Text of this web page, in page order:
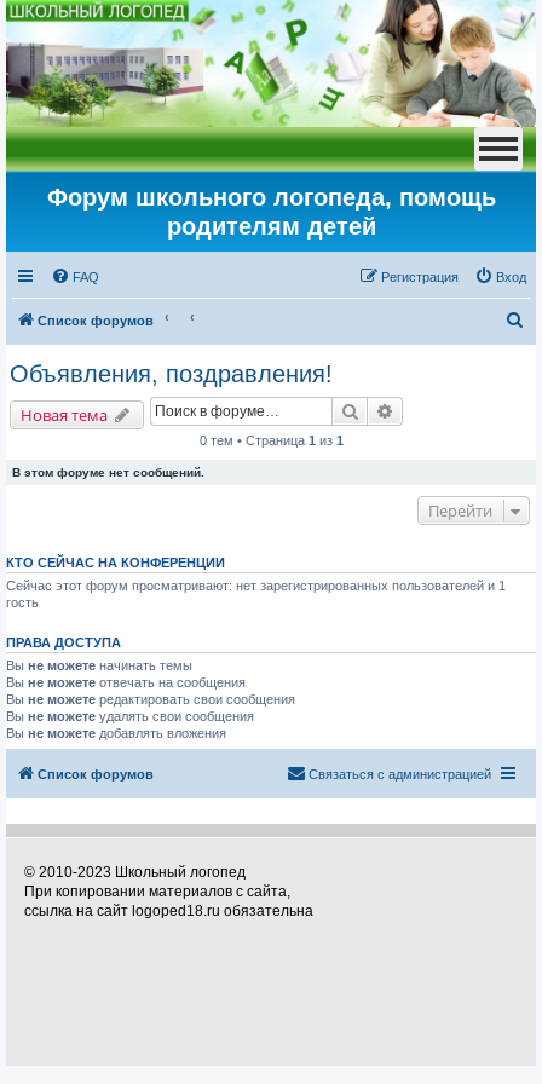
Форум школьного логопеда, помощь
родителям детей
FAQ Вход
Регистрация
Список форумов
о
Объявления, поздравления!
Новая тема Поиск
0 тем • Страница 1 из 1
В этом форуме нет сообщений.
Перейти
КТО СЕЙЧАС НА КОНФЕРЕНЦИИ
Сейчас этот форум просматривают: нет зарегистрированных пользователей и 1
гость
ПРАВА ДОСТУПА
Вы не можете начинать темы
Вы не можете отвечать на сообщения
Вы не можете редактировать свои сообщения
Вы не можете удалять свои сообщения
Вы не можете добавлять вложения
Список форумов Связаться с администрацией
© 2010-2023 Школьный логопед
При копировании материалов с сайта,
ссылка на сайт logoped18.ru обязательна